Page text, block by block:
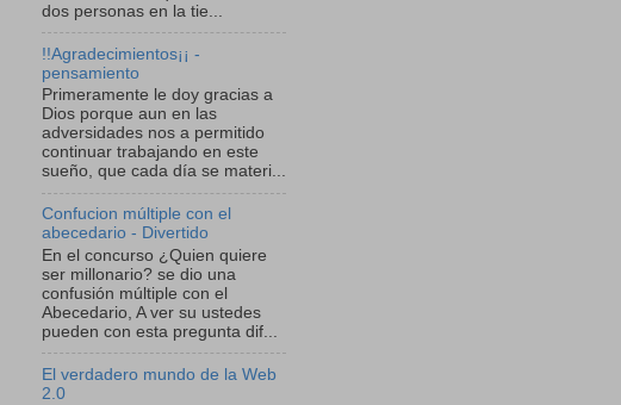
dos personas en la tie...
!!Agradecimientos¡¡ -
pensamiento
Primeramente le doy gracias a
Dios porque aun en las
adversidades nos a permitido
continuar trabajando en este
sueño, que cada día se materi...
Confucion múltiple con el
abecedario - Divertido
En el concurso ¿Quien quiere
ser millonario? se dio una
confusión múltiple con el
Abecedario, A ver su ustedes
pueden con esta pregunta dif...
El verdadero mundo de la Web
2.0